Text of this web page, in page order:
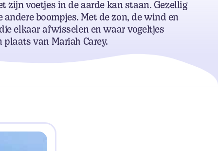
zijn voetjes in de aarde kan staan. Gezellig
andere boompjes. Met de zon, de wind en
elkaar afwisselen en waar vogeltjes
plaats van Mariah Carey.